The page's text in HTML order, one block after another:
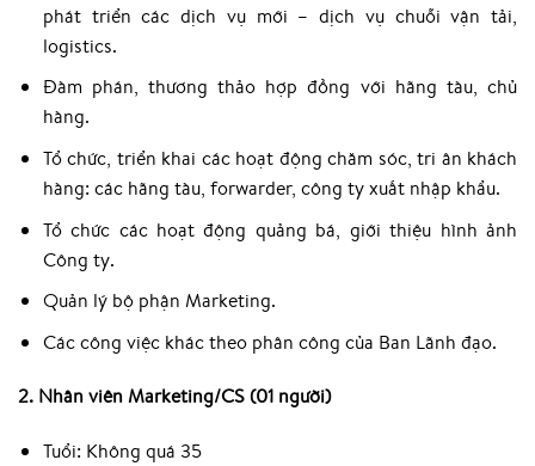
phát triển các dịch vụ mới – dịch vụ chuỗi vận tải,
logistics.
Đàm phán, thương thảo hợp đồng với hãng tàu, chủ
hàng.
Tổ chức, triển khai các hoạt động chăm sóc, tri ân khách
hàng: các hãng tàu, forwarder, công ty xuất nhập khẩu.
Tổ chức các hoạt động quảng bá, giới thiệu hình ảnh
Công ty.
Quản lý bộ phận Marketing.
Các công việc khác theo phân công của Ban Lãnh đạo.
2. Nhân viên Marketing/CS (01 người)
Tuổi: Không quá 35